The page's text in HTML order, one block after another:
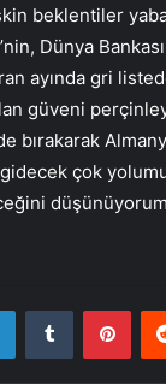
beklentiler
Dünya
ayında gri
güveni
bırakarak
çok
LinkedInTumblr